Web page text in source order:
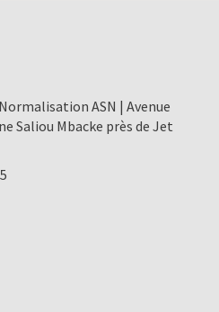
ASN | Avenue
Saliou Mbacke près de Jet